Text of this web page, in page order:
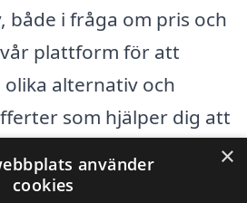
både i fråga om pris och
plattform för att
alternativ och
som hjälper dig att
×
använder
cookies